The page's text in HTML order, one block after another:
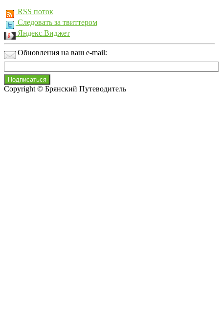
RSS поток
Следовать за твиттером
Яндекс.Виджет
Обновления на ваш e-mail:
Copyright © Брянский Путеводитель